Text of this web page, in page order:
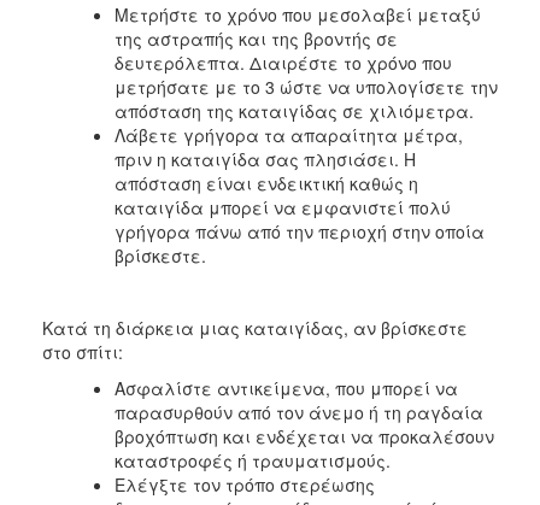
Μετρήστε το χρόνο που μεσολαβεί μεταξύ
της αστραπής και της βροντής σε
δευτερόλεπτα. Διαιρέστε το χρόνο που
μετρήσατε με το 3 ώστε να υπολογίσετε την
απόσταση της καταιγίδας σε χιλιόμετρα.
Λάβετε γρήγορα τα απαραίτητα μέτρα,
πριν η καταιγίδα σας πλησιάσει. Η
απόσταση είναι ενδεικτική καθώς η
καταιγίδα μπορεί να εμφανιστεί πολύ
γρήγορα πάνω από την περιοχή στην οποία
βρίσκεστε.
Κατά τη διάρκεια μιας καταιγίδας, αν βρίσκεστε
στο σπίτι:
Ασφαλίστε αντικείμενα, που μπορεί να
παρασυρθούν από τον άνεμο ή τη ραγδαία
βροχόπτωση και ενδέχεται να προκαλέσουν
καταστροφές ή τραυματισμούς.
Ελέγξτε τον τρόπο στερέωσης